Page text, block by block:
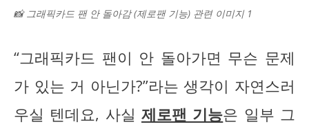
📸 그래픽카드 팬 안 돌아감 (제로팬 기능) 관련 이미지 1
“그래픽카드 팬이 안 돌아가면 무슨 문제
가 있는 거 아닌가?”라는 생각이 자연스러
우실 텐데요, 사실 제로팬 기능은 일부 그